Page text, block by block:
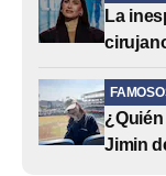
La
Jimin